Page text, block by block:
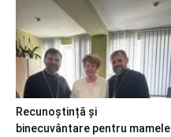
Recunoștință și
binecuvântare pentru mamele